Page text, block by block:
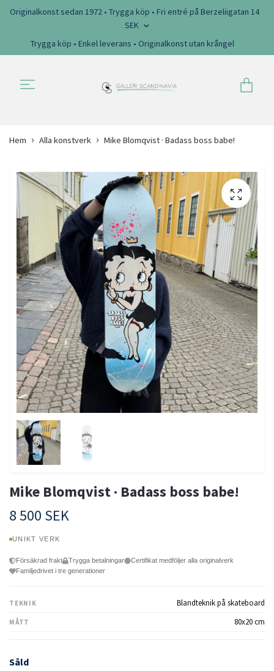
Originalkonst sedan 1972 • Trygga köp • Fri entré på Berzeliigatan 14
SEK
Trygga köp • Enkel leverans • Originalkonst utan krångel
Hem Alla konstverk Mike Blomqvist · Badass boss babe!
Mike Blomqvist · Badass boss babe!
8 500 SEK
UNIKT VERK
Försäkrad frakt Trygga betalningar
Certifikat medföljer alla originalverk
Familjedrivet i tre generationer
TEKNIK Blandteknik på skateboard
MÅTT 80x20 cm
Såld